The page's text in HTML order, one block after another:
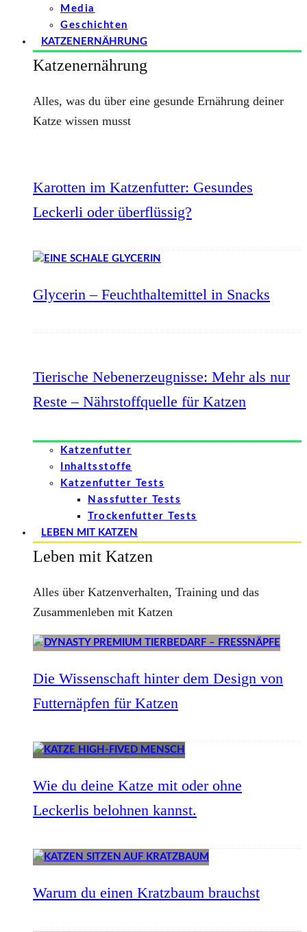
Media
Geschichten
KATZENERNÄHRUNG
Katzenernährung
Alles, was du über eine gesunde Ernährung deiner
Katze wissen musst
Karotten im Katzenfutter: Gesundes
Leckerli oder überflüssig?
Glycerin – Feuchthaltemittel in Snacks
Tierische Nebenerzeugnisse: Mehr als nur
Reste – Nährstoffquelle für Katzen
Katzenfutter
Inhaltsstoffe
Katzenfutter Tests
Nassfutter Tests
Trockenfutter Tests
LEBEN MIT KATZEN
Leben mit Katzen
Alles über Katzenverhalten, Training und das
Zusammenleben mit Katzen
Die Wissenschaft hinter dem Design von
Futternäpfen für Katzen
Wie du deine Katze mit oder ohne
Leckerlis belohnen kannst.
Warum du einen Kratzbaum brauchst